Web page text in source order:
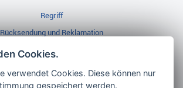
Regriff
Rücksendung und Reklamation
Widerrufsbelehrung
Cookies.
verwendet Cookies. Diese können nur
gespeichert werden.